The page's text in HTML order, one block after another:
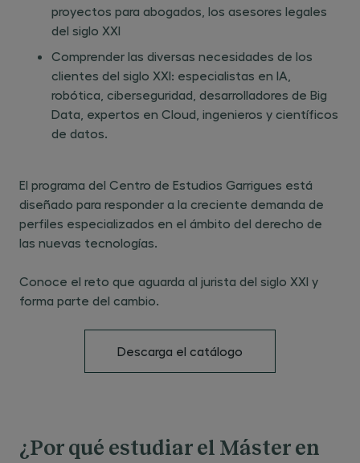
proyectos para abogados, los asesores legales
del siglo XXI
Comprender las diversas necesidades de los
clientes del siglo XXI: especialistas en IA,
robótica, ciberseguridad, desarrolladores de Big
Data, expertos en Cloud, ingenieros y científicos
de datos.
El programa del Centro de Estudios Garrigues está
diseñado para responder a la creciente demanda de
perfiles especializados en el ámbito del derecho de
las nuevas tecnologías.
Conoce el reto que aguarda al jurista del siglo XXI y
forma parte del cambio.
Descarga el catálogo
¿Por qué estudiar el Máster en